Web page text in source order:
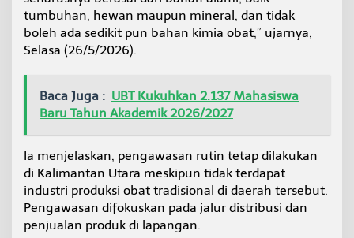
n
t
e
f
k
n
P
n
g
a
w
tumbuhan, hewan maupun mineral, dan tidak
boleh ada sedikit pun bahan kimia obat,” ujarnya,
Selasa (26/5/2026).
Baca Juga : UBT Kukuhkan 2.137 Mahasiswa
Baru Tahun Akademik 2026/2027
Ia menjelaskan, pengawasan rutin tetap dilakukan
di Kalimantan Utara meskipun tidak terdapat
industri produksi obat tradisional di daerah tersebut.
Pengawasan difokuskan pada jalur distribusi dan
penjualan produk di lapangan.